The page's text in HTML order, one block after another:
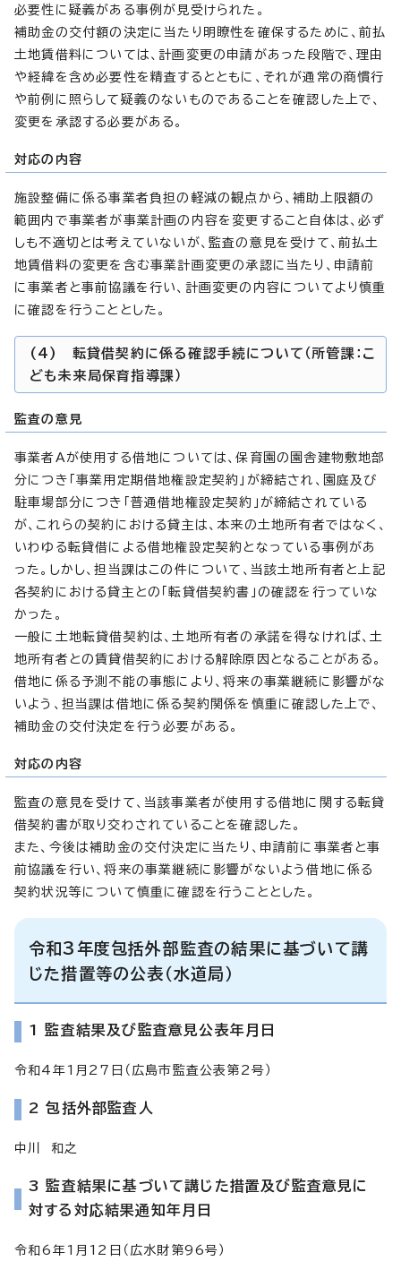
必要性に疑義がある事例が見受けられた。
補助金の交付額の決定に当たり明瞭性を確保するために、前払
土地賃借料については、計画変更の申請があった段階で、理由
や経緯を含め必要性を精査するとともに、それが通常の商慣行
や前例に照らして疑義のないものであることを確認した上で、
変更を承認する必要がある。
対応の内容
施設整備に係る事業者負担の軽減の観点から、補助上限額の
範囲内で事業者が事業計画の内容を変更すること自体は、必ず
しも不適切とは考えていないが、監査の意見を受けて、前払土
地賃借料の変更を含む事業計画変更の承認に当たり、申請前
に事業者と事前協議を行い、計画変更の内容についてより慎重
に確認を行うこととした。
(4) 転貸借契約に係る確認手続について（所管課：こ
ども未来局保育指導課）
監査の意見
事業者Aが使用する借地については、保育園の園舎建物敷地部
分につき「事業用定期借地権設定契約」が締結され、園庭及び
駐車場部分につき「普通借地権設定契約」が締結されている
が、これらの契約における貸主は、本来の土地所有者ではなく、
いわゆる転貸借による借地権設定契約となっている事例があ
った。しかし、担当課はこの件について、当該土地所有者と上記
各契約における貸主との「転貸借契約書」の確認を行っていな
かった。
一般に土地転貸借契約は、土地所有者の承諾を得なければ、土
地所有者との賃貸借契約における解除原因となることがある。
借地に係る予測不能の事態により、将来の事業継続に影響がな
いよう、担当課は借地に係る契約関係を慎重に確認した上で、
補助金の交付決定を行う必要がある。
対応の内容
監査の意見を受けて、当該事業者が使用する借地に関する転貸
借契約書が取り交わされていることを確認した。
また、今後は補助金の交付決定に当たり、申請前に事業者と事
前協議を行い、将来の事業継続に影響がないよう借地に係る
契約状況等について慎重に確認を行うこととした。
令和3年度包括外部監査の結果に基づいて講
じた措置等の公表（水道局）
1 監査結果及び監査意見公表年月日
令和4年1月27日（広島市監査公表第2号）
2 包括外部監査人
中川 和之
3 監査結果に基づいて講じた措置及び監査意見に
対する対応結果通知年月日
令和6年1月12日（広水財第96号）